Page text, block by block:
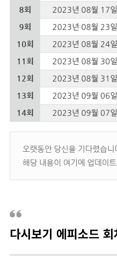
8회 2023년 08월 17
9회
2023년 08월 23
10회
2023년 08월 24
11회
2023년 08월 30
12회
2023년 08월 31
13회
2023년 09월 06
14회
2023년 09월 07
오랫동안 당신을 기다렸습
해당 내용이 여기에 업데이
다시보기 에피소드 회